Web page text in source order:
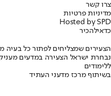
צרו קשר
מדיניות פרטיות
Hosted by SPD
כדאילהכיר
הצעירים שמצליחים לפתור כל בעיה
נבחרת ישראל הצעירה במדעים
ללימודים
בשיתוף מרכז מדעני העתיד